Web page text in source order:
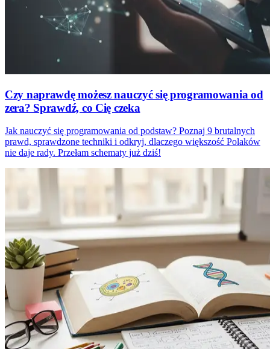
Czy naprawdę możesz nauczyć się programowania od
zera? Sprawdź, co Cię czeka
Jak nauczyć się programowania od podstaw? Poznaj 9 brutalnych
prawd, sprawdzone techniki i odkryj, dlaczego większość Polaków
nie daje rady. Przełam schematy już dziś!